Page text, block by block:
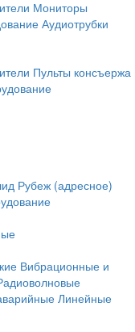
Мониторы
Аудиотрубки
Пульты консъержа
Рубеж (адресное)
Вибрационные и
Линейные